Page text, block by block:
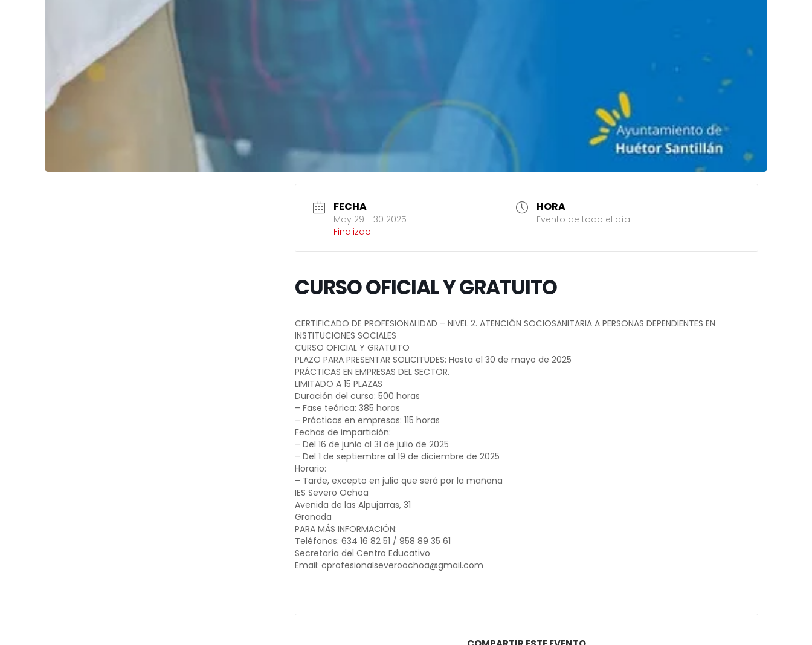
FECHA
May 29 - 30 2025
Finalizdo!
HORA
Evento de todo el día
CURSO OFICIAL Y GRATUITO
CERTIFICADO DE PROFESIONALIDAD – NIVEL 2. ATENCIÓN SOCIOSANITARIA A PERSONAS DEPENDIENTES EN
INSTITUCIONES SOCIALES
CURSO OFICIAL Y GRATUITO
PLAZO PARA PRESENTAR SOLICITUDES: Hasta el 30 de mayo de 2025
PRÁCTICAS EN EMPRESAS DEL SECTOR.
LIMITADO A 15 PLAZAS
Duración del curso: 500 horas
– Fase teórica: 385 horas
– Prácticas en empresas: 115 horas
Fechas de impartición:
– Del 16 de junio al 31 de julio de 2025
– Del 1 de septiembre al 19 de diciembre de 2025
Horario:
– Tarde, excepto en julio que será por la mañana
IES Severo Ochoa
Avenida de las Alpujarras, 31
Granada
PARA MÁS INFORMACIÓN:
Teléfonos: 634 16 82 51 / 958 89 35 61
Secretaría del Centro Educativo
Email: cprofesionalseveroochoa@gmail.com